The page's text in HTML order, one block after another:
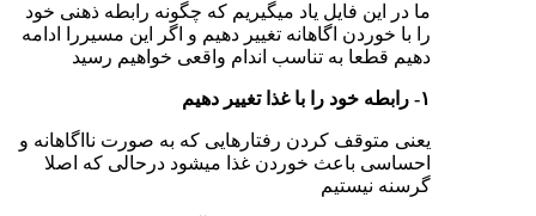
ما در این فایل یاد میگیریم که چگونه رابطه ذهنی خود
را با خوردن اگاهانه تغییر دهیم و اگر این مسیررا ادامه
دهیم قطعا به تناسب اندام واقعی خواهیم رسید
۱- رابطه خود را با غذا تغییر دهیم
یعنی متوقف کردن رفتارهایی که به صورت نااگاهانه و
احساسی باعث خوردن غذا میشود درحالی که اصلا
گرسنه نیستیم